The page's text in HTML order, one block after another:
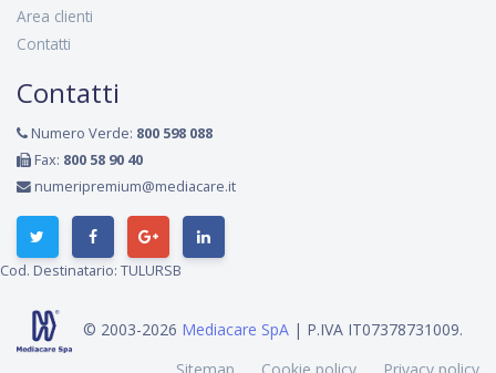
Area clienti
Contatti
Contatti
Numero Verde: 800 598 088
Fax: 800 58 90 40
numeripremium@mediacare.it
Cod. Destinatario: TULURSB
© 2003-2026 Mediacare SpA | P.IVA IT07378731009.